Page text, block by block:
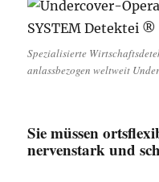
Spezialisierte
anlassbezogen weltweit
Sie müssen
nervenstark und